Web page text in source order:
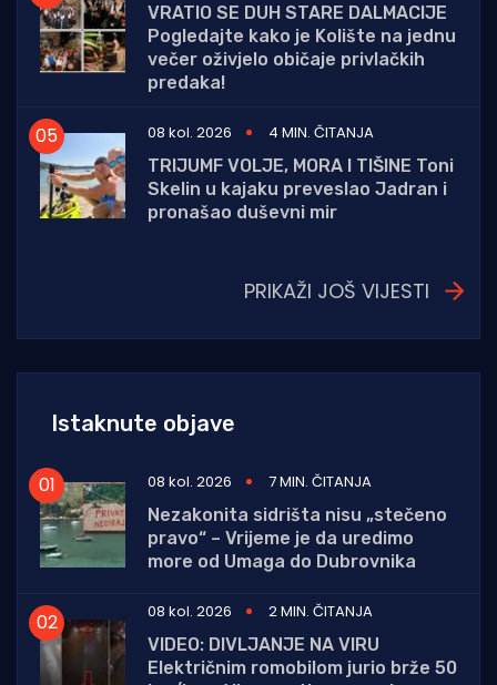
VRATIO SE DUH STARE DALMACIJE
Pogledajte kako je Kolište na jednu
večer oživjelo običaje privlačkih
predaka!
08 kol. 2026
4 MIN. ČITANJA
TRIJUMF VOLJE, MORA I TIŠINE Toni
Skelin u kajaku preveslao Jadran i
pronašao duševni mir
PRIKAŽI JOŠ VIJESTI
Istaknute objave
08 kol. 2026
7 MIN. ČITANJA
Nezakonita sidrišta nisu „stečeno
pravo“ – Vrijeme je da uredimo
more od Umaga do Dubrovnika
08 kol. 2026
2 MIN. ČITANJA
VIDEO: DIVLJANJE NA VIRU
Električnim romobilom jurio brže 50